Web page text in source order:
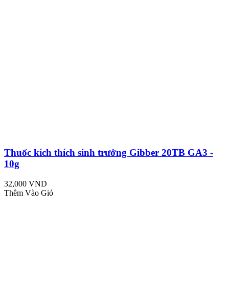
Thuốc kích thích sinh trưởng Gibber 20TB GA3 -
10g
32,000 VND
Thêm Vào Giỏ